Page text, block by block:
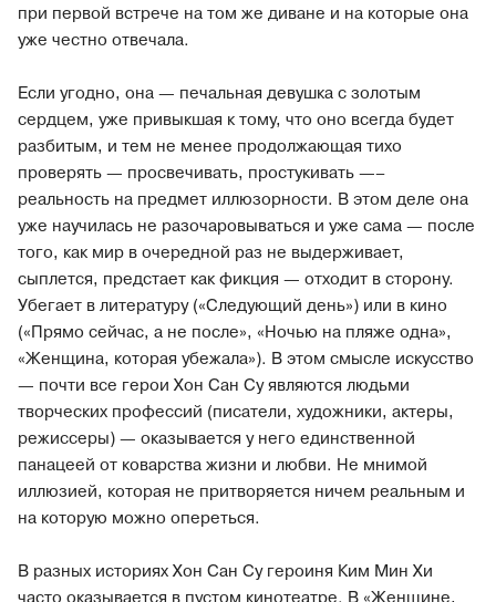
при первой встрече на том же диване и на которые она
уже честно отвечала.
Если угодно, она — печальная девушка с золотым
сердцем, уже привыкшая к тому, что оно всегда будет
разбитым, и тем не менее продолжающая тихо
проверять — просвечивать, простукивать —–
реальность на предмет иллюзорности. В этом деле она
уже научилась не разочаровываться и уже сама — после
того, как мир в очередной раз не выдерживает,
сыплется, предстает как фикция — отходит в сторону.
Убегает в литературу («Следующий день») или в кино
(«Прямо сейчас, а не после», «Ночью на пляже одна»,
«Женщина, которая убежала»). В этом смысле искусство
— почти все герои Хон Сан Су являются людьми
творческих профессий (писатели, художники, актеры,
режиссеры) — оказывается у него единственной
панацеей от коварства жизни и любви. Не мнимой
иллюзией, которая не притворяется ничем реальным и
на которую можно опереться.
В разных историях Хон Сан Су героиня Ким Мин Хи